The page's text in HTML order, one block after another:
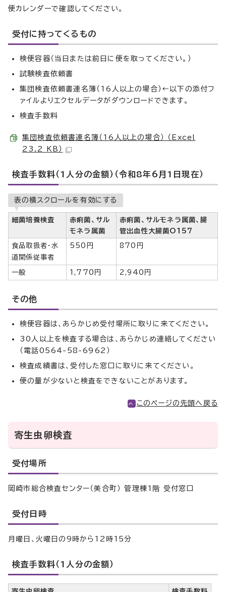
便カレンダーで確認してください。
受付に持ってくるもの
検便容器（当日または前日に便を取ってください。）
試験検査依頼書
集団検査依頼書連名簿（16人以上の場合）←以下の添付フ
ァイルよりエクセルデータがダウンロードできます。
検査手数料
集団検査依頼書連名簿（16人以上の場合） （Excel
23.2 KB）
検査手数料（1人分の金額）（令和8年6月1日現在）
表の横スクロールを有効にする
細菌培養検査
赤痢菌、サル
モネラ属菌
赤痢菌、サルモネラ属菌、腸
管出血性大腸菌O157
食品取扱者・水
道関係従事者
550円 870円
一般 1,770円 2,940円
その他
検便容器は、あらかじめ受付場所に取りに来てください。
30人以上を検査する場合は、あらかじめ連絡してください
（電話0564-58-6962）
検査成績書は、受付した窓口に取りに来てください。
便の量が少ないと検査をできないことがあります。
このページの先頭へ戻る
寄生虫卵検査
受付場所
岡崎市総合検査センター（美合町） 管理棟1階 受付窓口
受付日時
月曜日、火曜日の9時から12時15分
検査手数料（1人分の金額）